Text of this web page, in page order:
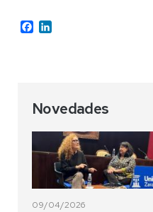
Facebook
Novedades
09/04/2026